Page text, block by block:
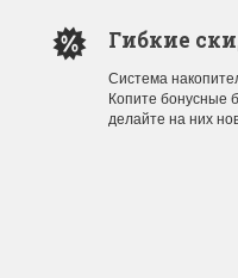
На склад
Гибкие
Система
Копите бонусные
делайте на них